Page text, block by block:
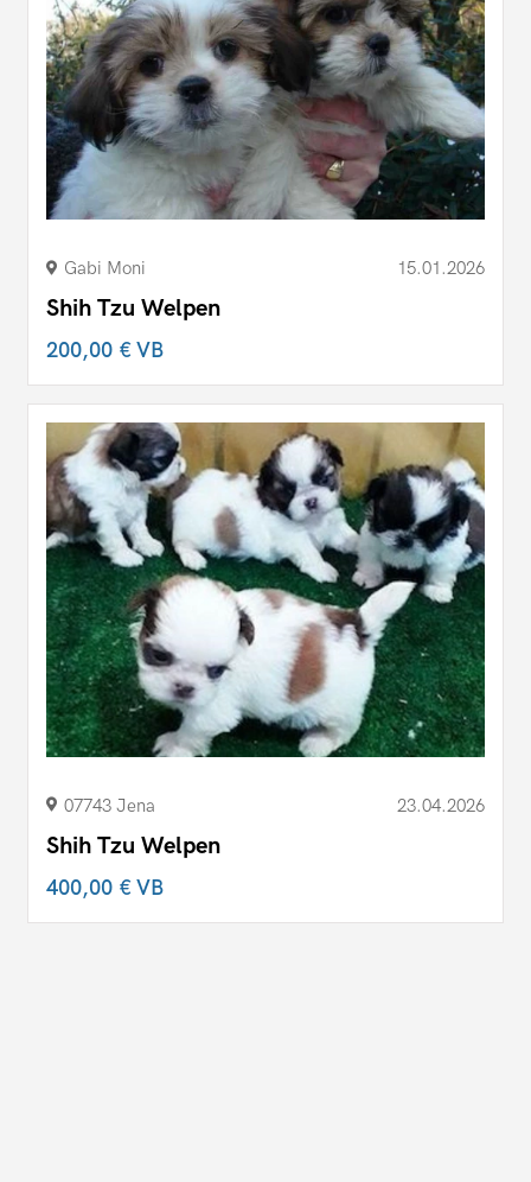
Gabi Moni 15.01.2026
Shih Tzu Welpen
200,00 €VB
07743 Jena 23.04.2026
Shih Tzu Welpen
400,00 €VB